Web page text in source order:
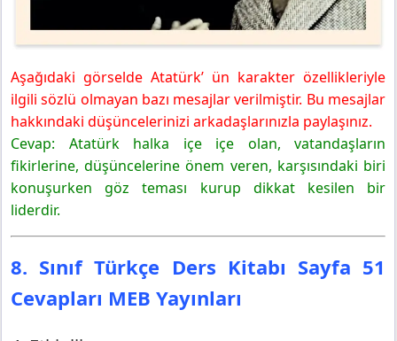
Aşağıdaki görselde Atatürk’ ün karakter özellikleriyle
ilgili sözlü olmayan bazı mesajlar verilmiştir. Bu mesajlar
hakkındaki düşüncelerinizi arkadaşlarınızla paylaşınız.
Cevap: Atatürk halka içe içe olan, vatandaşların
fikirlerine, düşüncelerine önem veren, karşısındaki biri
konuşurken göz teması kurup dikkat kesilen bir
liderdir.
8. Sınıf Türkçe Ders Kitabı Sayfa 51
Cevapları MEB Yayınları